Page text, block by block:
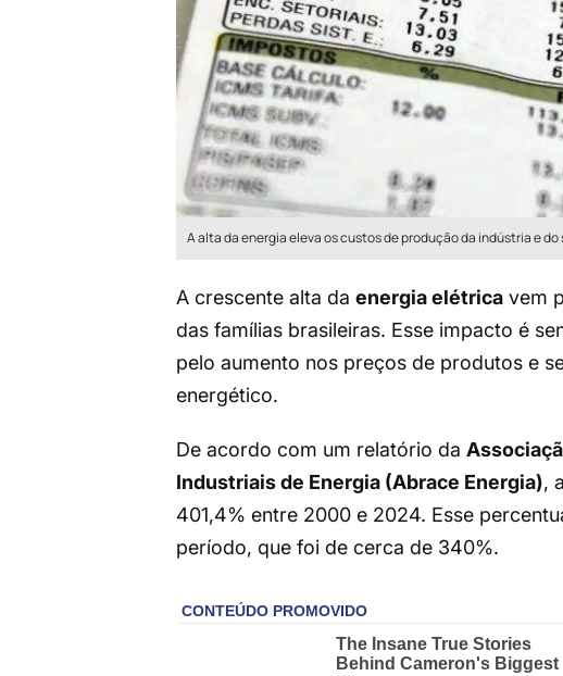
A alta da energia eleva os custos de produção da indústria e
A crescente alta da energia elétricavem
das famílias brasileiras. Esse impacto é
pelo aumento nos preços de produtos e
energético.
De acordo com um relatório da
Industriais de Energia (Abrace Energia),
401,4% entre 2000 e 2024. Esse
período, que foi de cerca de 340%.